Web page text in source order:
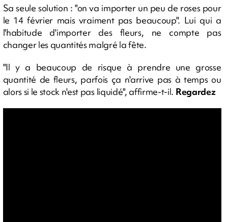
Sa seule solution : "on va importer un peu de roses pour
le 14 février mais vraiment pas beaucoup". Lui qui a
l'habitude d'importer des fleurs, ne compte pas
changer les quantités malgré la fête.
"Il y a beaucoup de risque à prendre une grosse
quantité de fleurs, parfois ça n'arrive pas à temps ou
alors si le stock n'est pas liquidé", affirme-t-il. Regardez